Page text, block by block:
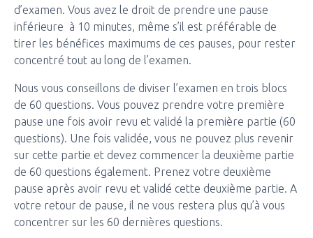
d’examen. Vous avez le droit de prendre une pause
inférieure à 10 minutes, même s’il est préférable de
tirer les bénéfices maximums de ces pauses, pour rester
concentré tout au long de l’examen.
Nous vous conseillons de diviser l’examen en trois blocs
de 60 questions. Vous pouvez prendre votre première
pause une fois avoir revu et validé la première partie (60
questions). Une fois validée, vous ne pouvez plus revenir
sur cette partie et devez commencer la deuxième partie
de 60 questions également. Prenez votre deuxième
pause après avoir revu et validé cette deuxième partie. A
votre retour de pause, il ne vous restera plus qu’à vous
concentrer sur les 60 dernières questions.